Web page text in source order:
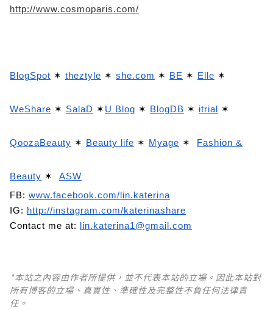
http://www.cosmoparis.com/
BlogSpot ✶ theztyle ✶ she.com ✶ BE ✶ Elle ✶
WeShare ✶ SalaD ✶ U Blog ✶ BlogDB ✶ itrial ✶
QoozaBeauty ✶ Beauty life ✶ Myage ✶ Fashion &
Beauty ✶ ASW
FB: www.facebook.com/lin.katerina
IG: http://instagram.com/katerinashare
Contact me at:
lin.katerina1@gmail.com
*本站之內容由作者所提供，並不代表本站的立場。因此本站對
所有博客的立場、真實性、準確性及完整性不負任何法律責
任。